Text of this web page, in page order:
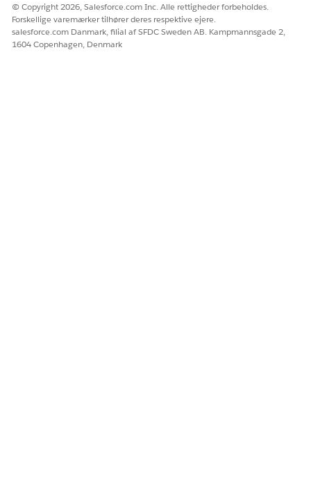
© Copyright 2026, Salesforce.com Inc. Alle rettigheder forbeholdes.
Forskellige varemærker tilhører deres respektive ejere.
salesforce.com Danmark, filial af SFDC Sweden AB. Kampmannsgade 2,
1604 Copenhagen, Denmark